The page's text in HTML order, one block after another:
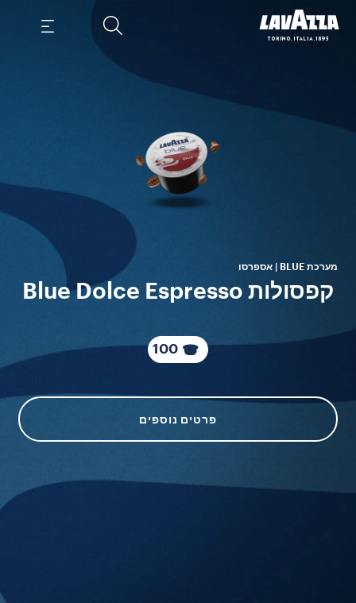
מערכת BLUE | אספרסו
קפסולות Blue Dolce Espresso
100
פרטים נוספים